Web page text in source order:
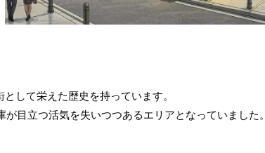
して栄えた歴史を持っています。
目立つ活気を失いつつあるエリアとなっていました。